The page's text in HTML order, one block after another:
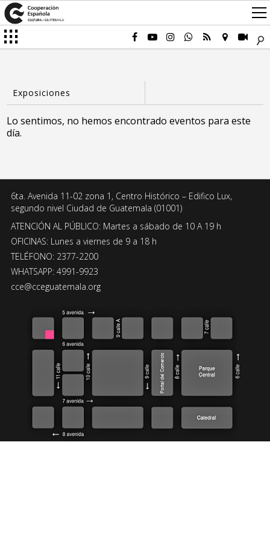
Lo sentimos, no hemos encontrado eventos para este
día.
6ta. Avenida 11-02 zona 1, Centro Histórico – Edifico Lux,
segundo nivel Ciudad de Guatemala (01001)
ATENCIÓN AL PÚBLICO: Martes a sábado de 10 A 19 h
OFICINAS: Lunes a viernes de 9 a 18 h
TELÉFONO: 2377-2200
WHATSAPP: 4991-9923
cce@cceguatemala.org